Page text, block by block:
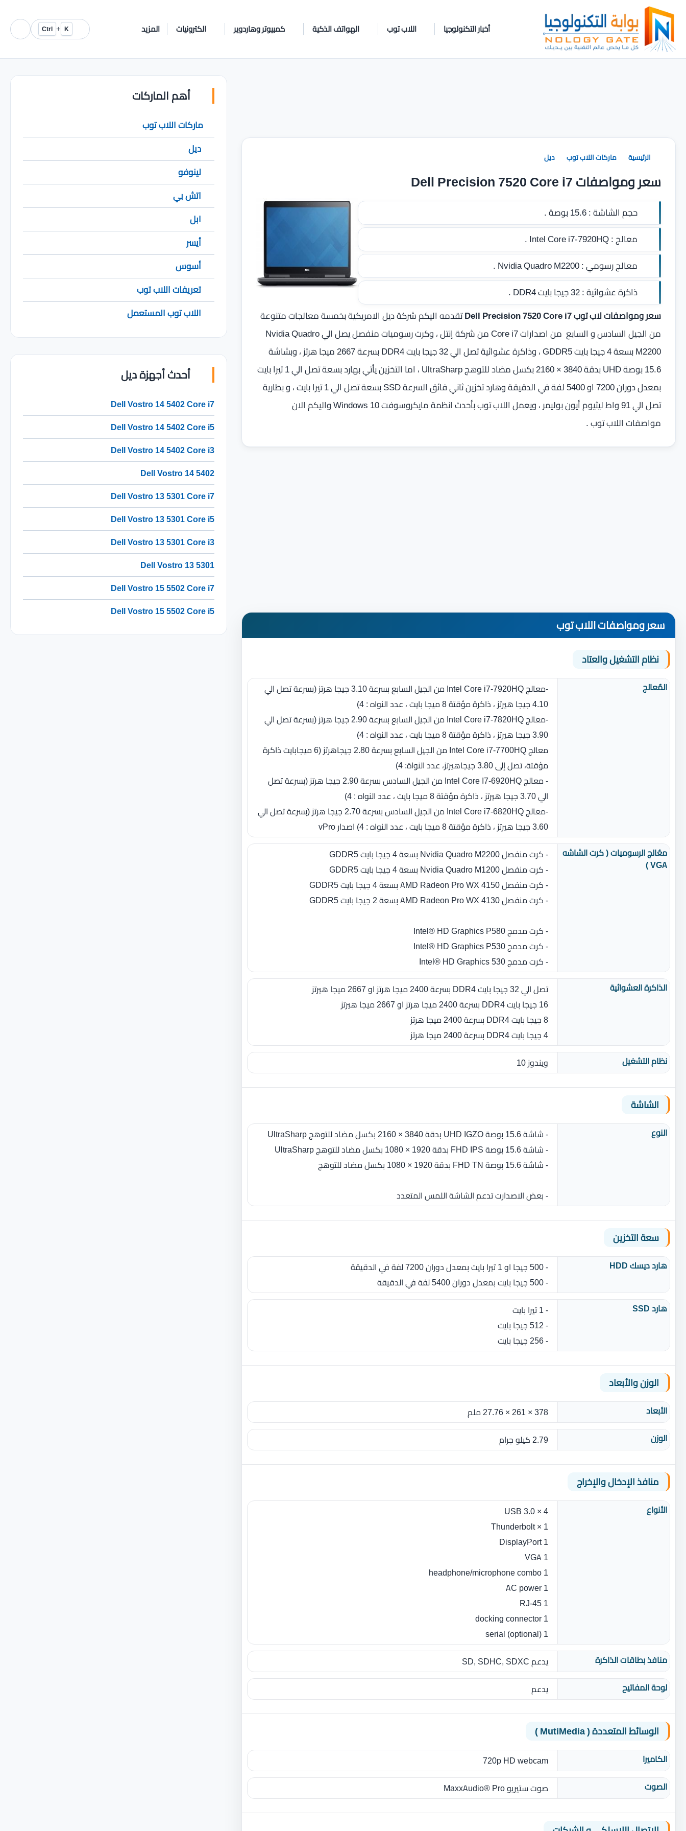
أخبار التكنولوجيا اللاب توب الهواتف الذكية كمبيوتر وهاردوير الكترونيات المزيد K
+
Ctrl
الرئيسية ماركات اللاب توب ديل
سعر ومواصفات Dell Precision 7520 Core i7
حجم الشاشة :15.6 بوصة .
معالج :Intel Core i7-7920HQ .
معالج رسومي :Nvidia Quadro M2200 .
ذاكرة عشوائية :32 جيجا بايت DDR4
.
سعر ومواصفات لاب توب Dell Precision 7520 Core i7
تقدمه اليكم شركة ديل الامريكية بخمسة معالجات متنوعة
من الجيل السادس و السابع من اصدارات Core i7 من شركة إنتل ، وكرت رسوميات منفصل يصل الي Nvidia Quadro
M2200 بسعة 4 جيجا بايت GDDR5 ، وذاكرة عشوائية تصل الي 32 جيجا بايت DDR4 بسرعة 2667 ميجا هرتز ، وبشاشة
15.6 بوصة UHD بدقة 3840 × 2160 بكسل مضاد للتوهج UltraSharp ، اما التخزين يأتي بهارد بسعة تصل الي 1 تيرا بايت
بمعدل دوران 7200 او 5400 لفة في الدقيقة وهارد تخزين ثاني فائق السرعة SSD بسعة تصل الي 1 تيرا بايت ، و بطارية
تصل الي 91 واط ليثيوم أيون بوليمر ، ويعمل اللاب توب بأحدث انظمة مايكروسوفت Windows 10 واليكم الان
مواصفات اللاب توب .
سعر ومواصفات اللاب توب
نظام التشغيل والعتاد
المٌعالج
-معالج Intel Core i7-7920HQ من الجيل السابع بسرعة 3.10 جيجا هرتز (بسرعة تصل الي
4.10 جيجا هيرتز ، ذاكرة مؤقتة 8 ميجا بايت ، عدد النواه : 4)
-معالج Intel Core i7-7820HQ من الجيل السابع بسرعة 2.90 جيجا هرتز (بسرعة تصل الي
3.90 جيجا هيرتز ، ذاكرة مؤقتة 8 ميجا بايت ، عدد النواه : 4)
معالج Intel Core i7-7700HQ من الجيل السابع بسرعة 2.80 جيجاهرتز ‏(‏6 ميجابايت ذاكرة
مؤقتة، تصل إلى 3.80 جيجاهيرتز، عدد النواة‏:‏ 4‏)‏
- معالج Intel Core I7-6920HQ من الجيل السادس بسرعة 2.90 جيجا هرتز (بسرعة تصل
الي 3.70 جيجا هيرتز ، ذاكرة مؤقتة 8 ميجا بايت ، عدد النواه : 4)
-معالج Intel Core i7-6820HQ من الجيل السادس بسرعة 2.70 جيجا هرتز (بسرعة تصل الي
3.60 جيجا هيرتز ، ذاكرة مؤقتة 8 ميجا بايت ، عدد النواه : 4) اصدار vPro
معُالج الرسوميات ( كرت الشاشه
VGA )
- كرت منفصل Nvidia Quadro M2200 بسعة 4 جيجا بايت GDDR5
- كرت منفصل Nvidia Quadro M1200 بسعة 4 جيجا بايت GDDR5
- كرت منفصل AMD Radeon Pro WX 4150 بسعة 4 جيجا بايت GDDR5
- كرت منفصل AMD Radeon Pro WX 4130 بسعة 2 جيجا بايت GDDR5
- كرت مدمج Intel® HD Graphics P580
- كرت مدمج Intel® HD Graphics P530
- كرت مدمج Intel® HD Graphics 530
الذاكرة العشوائية
تصل الي 32 جيجا بايت DDR4 بسرعة 2400 ميجا هرتز او 2667 ميجا هيرتز
16 جيجا بايت DDR4 بسرعة 2400 ميجا هرتز او 2667 ميجا هيرتز
8 جيجا بايت DDR4 بسرعة 2400 ميجا هرتز
4 جيجا بايت DDR4 بسرعة 2400 ميجا هرتز
نظام التشغيل
ويندوز 10
الشاشة
النوع
- شاشة 15.6 بوصة UHD IGZO بدقة 3840 × 2160 بكسل مضاد للتوهج UltraSharp
- شاشة 15.6 بوصة FHD IPS بدقة 1920 × 1080 بكسل مضاد للتوهج UltraSharp
- شاشة 15.6 بوصة FHD TN بدقة 1920 × 1080 بكسل مضاد للتوهج
- بعض الاصدارت تدعم الشاشة اللمس المتعدد
سعة التخزين
هارد ديسك HDD
- 500 جيجا او 1 تيرا بايت بمعدل دوران 7200 لفة في الدقيقة
- 500 جيجا بايت بمعدل دوران 5400 لفة في الدقيقة
هارد SSD
- 1 تيرا بايت
- 512 جيجا بايت
- 256 جيجا بايت
الوزن والأبعاد
الأبعاد
378 × 261 × 27.76 ملم
الوزن
2.79 كيلو جرام
منافذ الإدخال والإخراج
الأنواع
4 × USB 3.0
1 × Thunderbolt
1 DisplayPort
1 VGA
1 headphone/microphone combo
1 AC power
1 RJ-45
1 docking connector
1 serial (optional)
منافذ بطاقات الذاكرة
يدعم SD, SDHC, SDXC
لوحة المفاتيح
يدعم
الوسائط المتعددة ( MutiMedia )
الكاميرا
720p HD webcam
الصوت
صوت ستيريو MaxxAudio® Pro
أهم الماركات
ماركات اللاب توب
ديل
لينوفو
اتش بي
ابل
أيسر
أسوس
تعريفات اللاب توب
اللاب توب المستعمل
أحدث أجهزة ديل
Dell Vostro 14 5402 Core i7
Dell Vostro 14 5402 Core i5
Dell Vostro 14 5402 Core i3
Dell Vostro 14 5402
Dell Vostro 13 5301 Core i7
Dell Vostro 13 5301 Core i5
Dell Vostro 13 5301 Core i3
Dell Vostro 13 5301
Dell Vostro 15 5502 Core i7
Dell Vostro 15 5502 Core i5